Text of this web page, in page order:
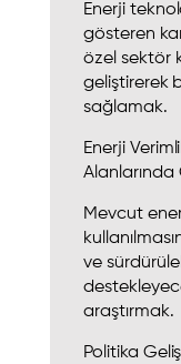
Enerji
gösteren
özel sektör
geliştirerek
sağlamak.
Enerji
Alanlarında
Mevcut
ve
araştırmak.
Politika